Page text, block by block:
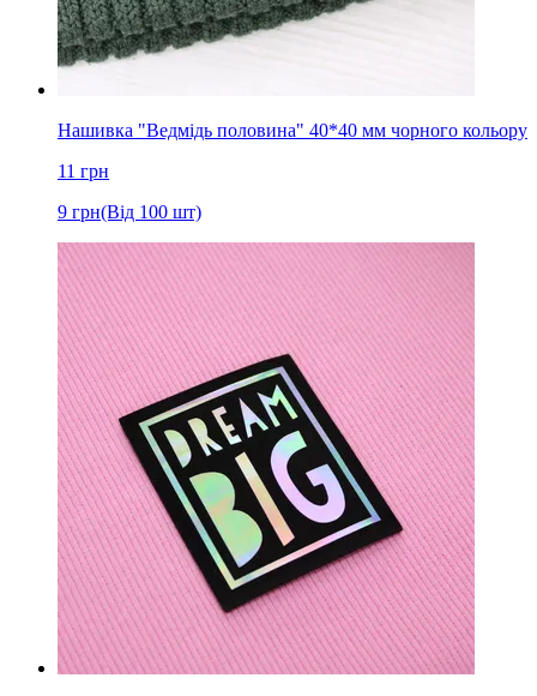
Нашивка "Ведмідь половина" 40*40 мм чорного кольору
11 грн
9 грн(Від 100 шт)